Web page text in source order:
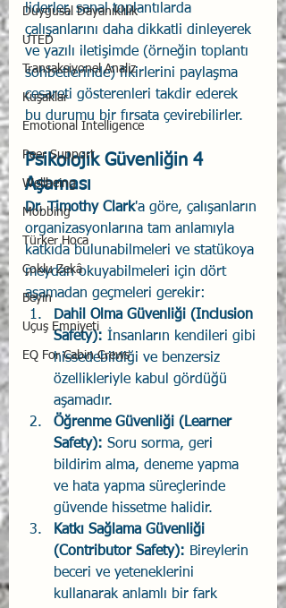
Duygusal Dayanıklılık
UTED
Transaksiyonel Analiz
Kuşaklar
Emotional Intelligence
Peer Support
Wellbeing
Mobbing
Türker Hoca
Çoklu Zekâ
Beyin
Uçuş Emniyeti
EQ For Cabin Crews
liderler, sanal toplantılarda
çalışanlarını daha dikkatli dinleyerek
ve yazılı iletişimde (örneğin toplantı
sohbetlerinde) fikirlerini paylaşma
cesareti gösterenleri takdir ederek
bu durumu bir fırsata çevirebilirler.
Psikolojik Güvenliğin 4
Aşaması
Dr. Timothy Clark'a göre, çalışanların
organizasyonlarına tam anlamıyla
katkıda bulunabilmeleri ve statükoya
meydan okuyabilmeleri için dört
aşamadan geçmeleri gerekir:
Dahil Olma Güvenliği (Inclusion
Safety): İnsanların kendileri gibi
hissedebildiği ve benzersiz
özellikleriyle kabul gördüğü
aşamadır.
Öğrenme Güvenliği (Learner
Safety): Soru sorma, geri
bildirim alma, deneme yapma
ve hata yapma süreçlerinde
güvende hissetme halidir.
Katkı Sağlama Güvenliği
(Contributor Safety): Bireylerin
beceri ve yeteneklerini
kullanarak anlamlı bir fark